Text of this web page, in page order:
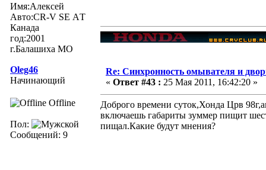
Имя:Алексей
Авто:CR-V SE АT
Канада
год:2001
г.Балашиха МО
Oleg46
Начинающий
Offline
Пол:
Сообщений: 9
Re: Синхронность омывателя и
« Ответ #43 : 25 Мая 2011, 16:42:20 »
Доброго времени суток,Хонда Црв
включаешь габариты зуммер пищит
пищал.Какие будут мнения?